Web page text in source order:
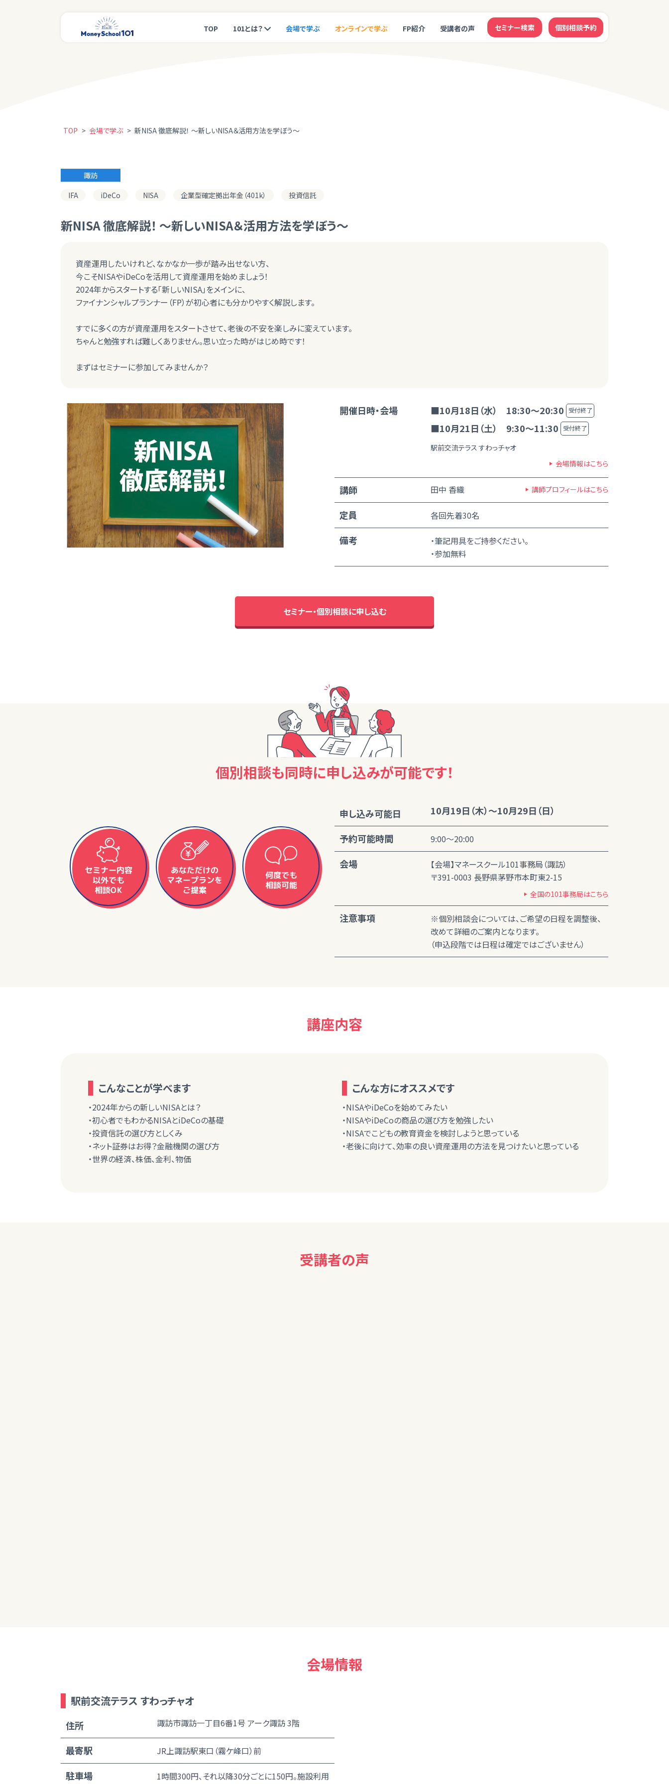
TOP 101とは？ 会場で学ぶ オンラインで学ぶ FP紹介 受講者の声 セミナー検索 個別相談予約
TOP > 会場で学ぶ > 新NISA 徹底解説！ ～新しいNISA＆活用方法を学ぼう～
諏訪
IFA
iDeCo NISA 企業型確定拠出年金（401k） 投資信託
新NISA 徹底解説！ ～新しいNISA＆活用方法を学ぼう～
資産運用したいけれど、なかなか一歩が踏み出せない方、
今こそNISAやiDeCoを活用して資産運用を始めましょう！
2024年からスタートする「新しいNISA」をメインに、
ファイナンシャルプランナー（FP）が初心者にも分かりやすく解説します。
すでに多くの方が資産運用をスタートさせて、老後の不安を楽しみに変えています。
ちゃんと勉強すれば難しくありません。思い立った時がはじめ時です！
まずはセミナーに参加してみませんか？
開催日時・会場 ■10月18日（水） 18:30～20:30 受付終了
■10月21日（土） 9:30～11:30 受付終了
駅前交流テラス すわっチャオ
会場情報はこちら
講師 田中 香織 講師プロフィールはこちら
定員 各回先着30名
備考
・筆記用具をご持参ください。
・参加無料
セミナー・個別相談に申し込む
個別相談も同時に申し込みが可能です！
セミナー内容
以外でも
相談OK
あなただけの
マネープランを
ご提案
何度でも
相談可能
申し込み可能日 10月19日（木）～10月29日（日）
予約可能時間 9:00～20:00
会場
【会場】マネースクール101事務局（諏訪）
〒391-0003 長野県茅野市本町東2-15
全国の101事務局はこちら
注意事項
※個別相談会については、ご希望の日程を調整後、
改めて詳細のご案内となります。
（申込段階では日程は確定ではございません）
講座内容
こんなことが学べます
・2024年からの新しいNISAとは？
・初心者でもわかるNISAとiDeCoの基礎
・投資信託の選び方としくみ
・ネット証券はお得？金融機関の選び方
・世界の経済、株価、金利、物価
こんな方にオススメです
・NISAやiDeCoを始めてみたい
・NISAやiDeCoの商品の選び方を勉強したい
・NISAでこどもの教育資金を検討しようと思っている
・老後に向けて、効率の良い資産運用の方法を見つけたいと思っている
受講者の声
会場情報
駅前交流テラス すわっチャオ
住所 諏訪市諏訪一丁目6番1号 アーク諏訪 3階
最寄駅 JR上諏訪駅東口（霧ケ峰口）前
駐車場
1時間300円、それ以降30分ごとに150円。施設利用